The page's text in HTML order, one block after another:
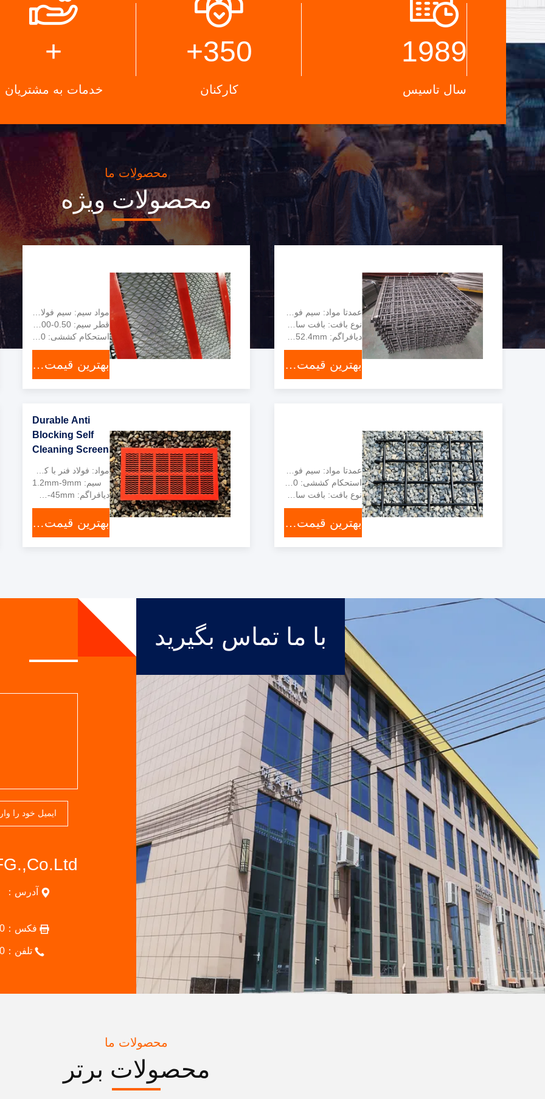
1989
سال تاسیس
350
+
کارکنان
+
خدمات به مشتریان
محصولات ما
محصولات ویژه
بهترین قیمت رو بدست بیار
مواد سیم: سیم فولادی ضد زنگ یا سیم فولادی 65Mn
قطر سیم: 0.50-6.00 میلی متر
استحکام کششی: 1700-1800 مگاپاسکال
بهترین قیمت رو بدست بیار
بهترین قیمت رو بدست بیار
Durable Anti
Blocking Self
Cleaning Screen
9mm Quarry
Meshfunction
gtElInit() {var lib
= new
مواد: فولاد فنر با کربن بالا
سیم: 1.2mm-9mm
دیافراگم: 1.5mm-45mm
بهترین قیمت رو بدست بیار
با ما تماس بگیرید
آدرس：
فکس：
تلفن：
محصولات ما
محصولات برتر